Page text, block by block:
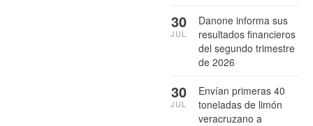
Danone informa sus
resultados financieros
del segundo trimestre
de 2026
30
JUL
Envían primeras 40
toneladas de limón
veracruzano a
30
JUL